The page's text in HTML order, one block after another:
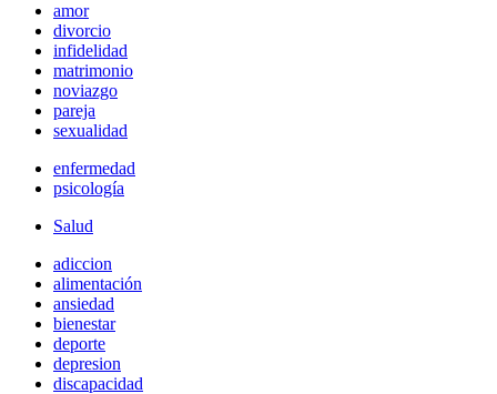
amor
divorcio
infidelidad
matrimonio
noviazgo
pareja
sexualidad
enfermedad
psicología
Salud
adiccion
alimentación
ansiedad
bienestar
deporte
depresion
discapacidad